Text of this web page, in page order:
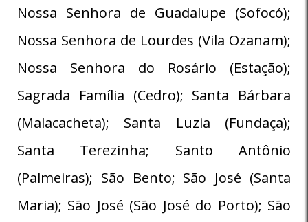
Nossa Senhora de Guadalupe (Sofocó);
Nossa Senhora de Lourdes (Vila Ozanam);
Nossa Senhora do Rosário (Estação);
Sagrada Família (Cedro); Santa Bárbara
(Malacacheta); Santa Luzia (Fundaça);
Santa Terezinha; Santo Antônio
(Palmeiras); São Bento; São José (Santa
Maria); São José (São José do Porto); São